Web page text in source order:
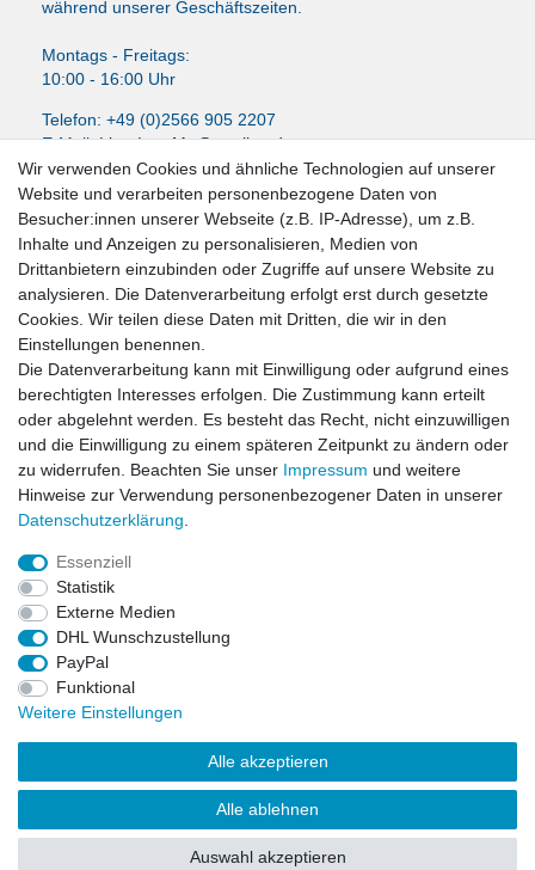
während unserer Geschäftszeiten.
Montags - Freitags:
10:00 - 16:00 Uhr
Telefon: +49 (0)2566 905 2207
E-Mail:LissyInterMo@t-online.de
News-Letter abonieren
VORNAME NACHNAME
E-MAIL **
Newsletter
Honig
Hiermit bestätige ich, dass ich dieDaten­schutz­erklärunggelesen habe. Meine
Einwilligung kann ich jederzeit widerrufen.**
Abonnieren
Impressum
Widerrufs­recht
Wir verwenden Cookies und ähnliche Technologien auf unserer
Website und verarbeiten personenbezogene Daten von
Besucher:innen unserer Webseite (z.B. IP-Adresse), um z.B.
Inhalte und Anzeigen zu personalisieren, Medien von
Drittanbietern einzubinden oder Zugriffe auf unsere Website zu
analysieren. Die Datenverarbeitung erfolgt erst durch gesetzte
Cookies. Wir teilen diese Daten mit Dritten, die wir in den
Einstellungen benennen.
Die Datenverarbeitung kann mit Einwilligung oder aufgrund eines
berechtigten Interesses erfolgen. Die Zustimmung kann erteilt
oder abgelehnt werden. Es besteht das Recht, nicht einzuwilligen
und die Einwilligung zu einem späteren Zeitpunkt zu ändern oder
zu widerrufen. Beachten Sie unser Impressum und weitere
Hinweise zur Verwendung personenbezogener Daten in unserer
Daten­schutz­erklärung
Essenziell
Statistik
Externe Medien
DHL Wunschzustellung
PayPal
Funktional
Weitere Einstellungen
Alle akzeptieren
Alle ablehnen
Auswahl akzeptieren
LissyInterMo Modellautos Modellbausätze Vitrinen Modellautos
bekannter Hersteller Autoart Minichamps 1:43 1:18 1:12
Sonderangebote Top-Angebote Neu OVP Modelcars